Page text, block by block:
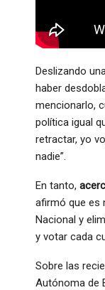
Deslizando
haber
mencionarlo,
política igual
retractar, yo
nadie”.
En tanto,
afirmó que es
Nacional y
y votar cada
Sobre las
Autónoma de